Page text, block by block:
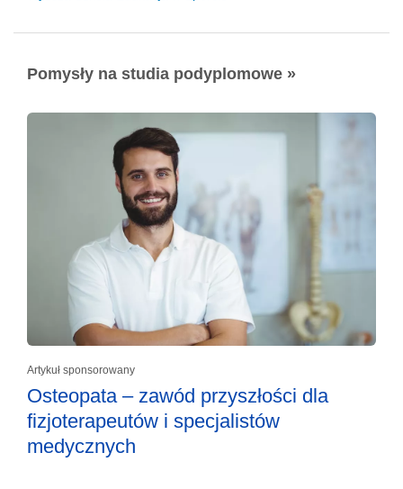
Pomysły na studia podyplomowe »
Artykuł sponsorowany
Osteopata – zawód przyszłości dla
fizjoterapeutów i specjalistów
medycznych